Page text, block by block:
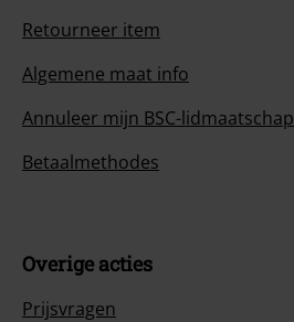
Retourneer item
Algemene maat info
Annuleer mijn BSC-lidmaatschap
Betaalmethodes
Overige acties
Prijsvragen